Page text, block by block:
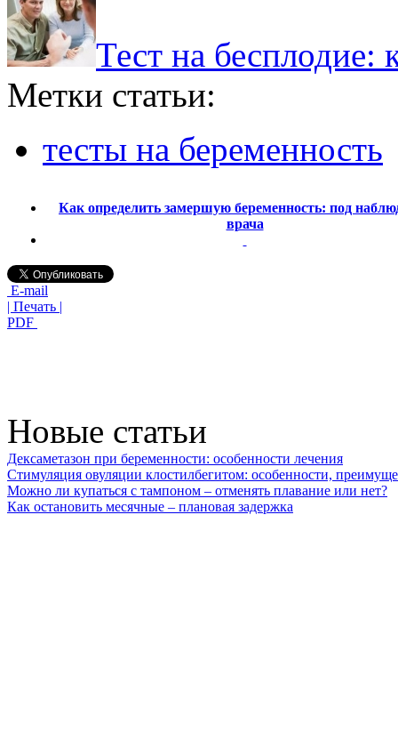
Тест на бесплодие:
Метки статьи:
тесты на беременность
Как определить замершую беременность: под
врача
E-mail
| Печать |
PDF
Новые статьи
Дексаметазон при беременности: особенности лечения
Стимуляция овуляции клостилбегитом: особенности,
Можно ли купаться с тампоном – отменять плавание или нет?
Как остановить месячные – плановая задержка